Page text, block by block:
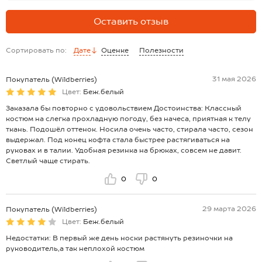
Оставить отзыв
Сортировать по: Дате Оценке Полезности
Покупатель (Wildberries)
31 мая 2026
Цвет: Беж.белый
Заказала бы повторно с удовольствием Достоинства: Классный
костюм на слегка прохладную погоду, без начеса, приятная к телу
ткань. Подошёл оттенок. Носила очень часто, стирала часто, сезон
выдержал. Под конец кофта стала быстрее растягиваться на
руковах и в талии. Удобная резинка на брюках, совсем не давит.
Светлый чаще стирать.
0 0
Покупатель (Wildberries)
29 марта 2026
Цвет: Беж.белый
Недостатки: В первый же день носки растянуть резиночки на
руководитель,а так неплохой костюм